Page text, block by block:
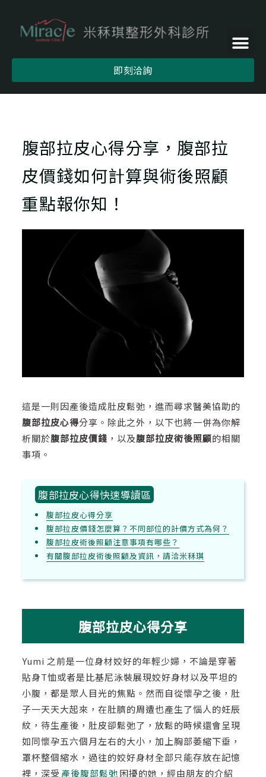
即刻洽詢
腹部拉皮心得分享，腹部拉
皮價錢如何計算與術後照顧
重點報你知！
這是一則因產後造成肚皮鬆弛，進而尋求醫美協助的
腹部拉皮心得分享。除此之外，以下也將一併為你解
析關於腹部拉皮價錢 ，以及腹部拉皮術後照顧的相關
事項。
腹部拉皮心得快速導讀區
腹部拉皮心得分享
腹部拉皮價錢怎麼算？不同部位的計價方式為何？
腹部拉皮術後照顧注意事項有哪些？
有關腹部拉皮術後照顧及資訊，請洽米秝琪
腹部拉皮心得分享
Yumi 之前是一位身材姣好的年輕少婦，不論是穿著
貼身T恤或者是比基尼泳裝展現姣好身材以及平坦的
小腹，都是眾人目光的焦點。然而自從懷孕之後，肚
子一天天大起來，在肚臍的周遭也產生了惱人的妊辰
紋，待生產後，肚皮卻鬆弛了，放鬆的時候還會呈現
如同懷孕五六個月左右的大小，加上胸部萎縮下垂，
罩杯整個縮水，過往的姣好身材全部只能存放在記憶
裡，深受 產後腹部鬆弛困擾的她，經由朋友的介紹